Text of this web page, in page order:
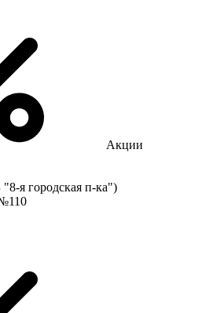
Акции
я городская п-ка")